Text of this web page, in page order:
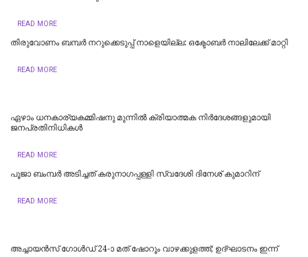
READ MORE
തിരുവോണം ബമ്പര്‍ നറുക്കെടുപ്പ് നാളെയില്ല: ഒക്ടോബര്‍ നാലിലേക്ക് മാറ്റി
READ MORE
ഏഴാം ധനകാര്യകമ്മിഷനു മുന്നിൽ ക്രിയാത്മക നിർദേശങ്ങളുമായി
ജനപ്രതിനിധികൾ
READ MORE
പൂജാ ബംമ്പർ അടിച്ചത് കരുനാഗപ്പള്ളി സ്വദേശി ദിനേശ് കുമാറിന്
READ MORE
അച്ചായൻസ് ഗോൾഡ് 24-ാ മത് ഷോറൂം വാഴക്കുളത്ത്; ഉദ്ഘാടനം ഇന്ന്